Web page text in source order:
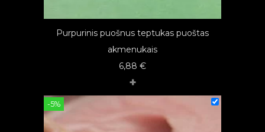
Purpurinis puošnus teptukas puoštas
akmenukais
6,88 €
+
-5%